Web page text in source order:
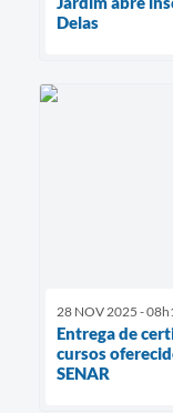
Delas
28 NOV 2025 -
Entrega de
cursos
SENAR